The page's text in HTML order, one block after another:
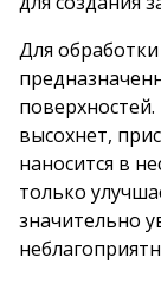
Для
высохнет,
наносится в
только
значительно